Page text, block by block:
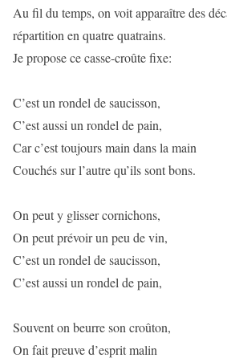
Au fil du temps, on voit apparaître des
répartition en quatre quatrains.
Je propose ce casse-croûte fixe:
C’est un rondel de saucisson,
C’est aussi un rondel de pain,
Car c’est toujours main dans la main
Couchés sur l’autre qu’ils sont bons.
On peut y glisser cornichons,
On peut prévoir un peu de vin,
C’est un rondel de saucisson,
C’est aussi un rondel de pain,
Souvent on beurre son croûton,
On fait preuve d’esprit malin